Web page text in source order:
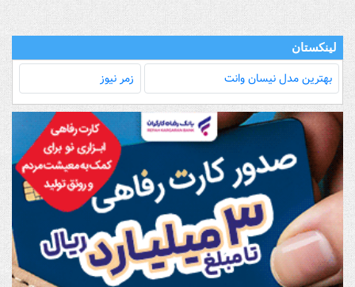
لینکستان
بهترین مدل‌ نیسان وانت زمر نیوز